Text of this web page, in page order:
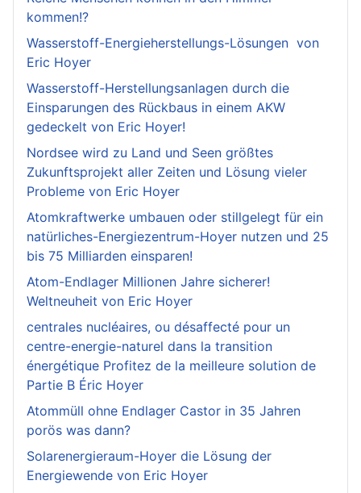
kommen!?
Wasserstoff-Energieherstellungs-Lösungen von
Eric Hoyer
Wasserstoff-Herstellungsanlagen durch die
Einsparungen des Rückbaus in einem AKW
gedeckelt von Eric Hoyer!
Nordsee wird zu Land und Seen größtes
Zukunftsprojekt aller Zeiten und Lösung vieler
Probleme von Eric Hoyer
Atomkraftwerke umbauen oder stillgelegt für ein
natürliches-Energiezentrum-Hoyer nutzen und 25
bis 75 Milliarden einsparen!
Atom-Endlager Millionen Jahre sicherer!
Weltneuheit von Eric Hoyer
centrales nucléaires, ou désaffecté pour un
centre-energie-naturel dans la transition
énergétique Profitez de la meilleure solution de
Partie B Éric Hoyer
Atommüll ohne Endlager Castor in 35 Jahren
porös was dann?
Solarenergieraum-Hoyer die Lösung der
Energiewende von Eric Hoyer